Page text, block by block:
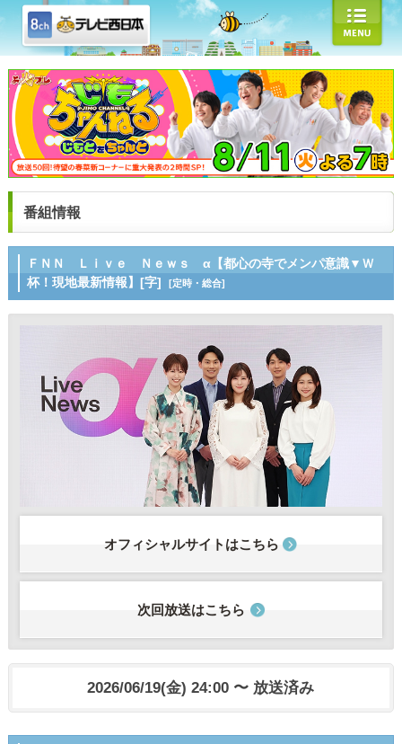
番組情報
ＦＮＮ Ｌｉｖｅ Ｎｅｗｓ α【都心の寺でメンパ意識▼Ｗ
杯！現地最新情報】[字]
[定時・総合]
オフィシャルサイトはこちら
次回放送はこちら
2026/06/19(金) 24:00 〜 放送済み